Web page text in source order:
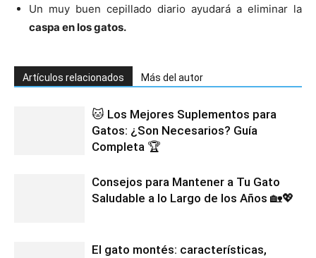
Un muy buen cepillado diario ayudará a eliminar la
caspa en los gatos.
Artículos relacionados Más del autor
🐱 Los Mejores Suplementos para
Gatos: ¿Son Necesarios? Guía
Completa 🏆
Consejos para Mantener a Tu Gato
Saludable a lo Largo de los Años 🏡💖
El gato montés: características,